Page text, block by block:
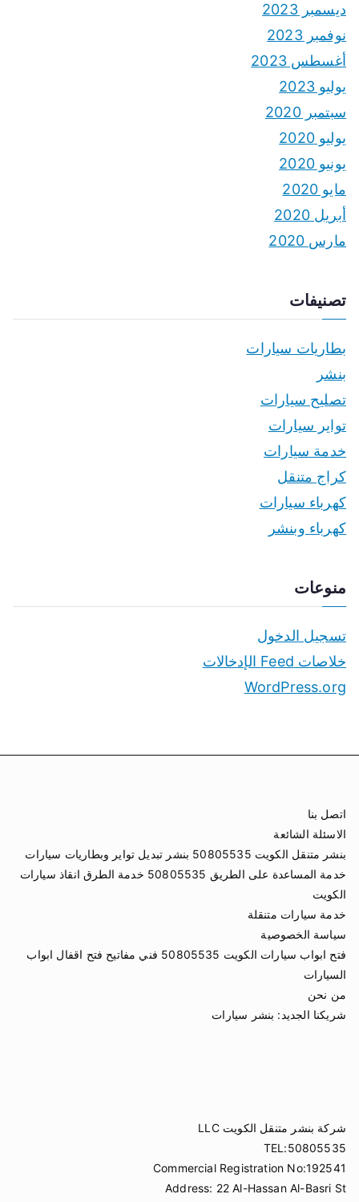
ديسمبر 2023
نوفمبر 2023
أغسطس 2023
يوليو 2023
سبتمبر 2020
يوليو 2020
يونيو 2020
مايو 2020
أبريل 2020
مارس 2020
تصنيفات
بطاريات سيارات
بنشر
تصليح سيارات
تواير سيارات
خدمة سيارات
كراج متنقل
كهرباء سيارات
كهرباء وبنشر
منوعات
تسجيل الدخول
خلاصات Feed الإدخالات
WordPress.org
اتصل بنا
الاسئلة الشائعة
بنشر متنقل الكويت 50805535 بنشر تبديل تواير وبطاريات سيارات
خدمة المساعدة على الطريق 50805535 خدمة الطرق انقاذ سيارات
الكويت
خدمة سيارات متنقلة
سياسة الخصوصية
فتح ابواب سيارات الكويت 50805535 فني مفاتيح فتح اقفال ابواب
السيارات
من نحن
شريكنا الجديد: بنشر سيارات
شركة بنشر متنقل الكويت LLC
TEL:50805535
Commercial Registration No:192541
Address: 22 Al-Hassan Al-Basri St